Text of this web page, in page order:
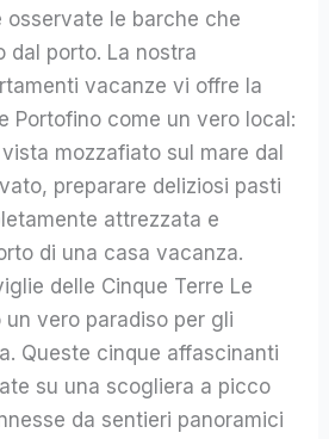
osservate le barche che
dal porto. La nostra
vacanze vi offre la
Portofino come un vero local:
mozzafiato sul mare dal
preparare deliziosi pasti
attrezzata e
di una casa vacanza.
delle Cinque Terre Le
un vero paradiso per gli
Queste cinque affascinanti
su una scogliera a picco
da sentieri panoramici